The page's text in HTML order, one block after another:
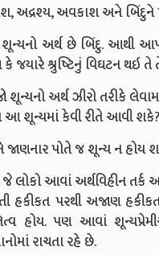
અદ્રશ્ય, અવકાશ અને બિંદુને
અર્થ છે બિંદુ. આથી
કે જયારે શ્રુષ્ટિનું વિઘટન થઇ
શૂન્યનો અર્થ ઝીરો તરીકે
આ શૂન્યમાં કેવી રીતે આવી શકે?
જાણનાર પોતે જ શૂન્ય ન હોય
લોકો આવાં અર્થવિહીન તર્ક
હકીકત પરથી અજાણ
હોય. પણ આવાં
રાચતા રહે છે.